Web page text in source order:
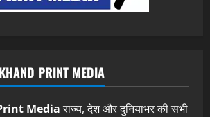
PRINT MEDIA
Mediaराज्य, देश और दुनियाभर की सभी